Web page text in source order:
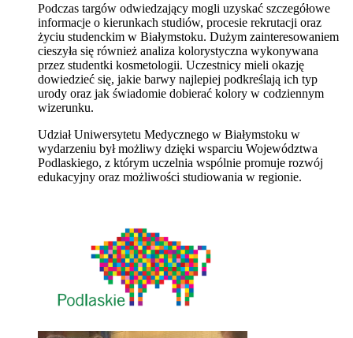
Podczas targów odwiedzający mogli uzyskać szczegółowe
informacje o kierunkach studiów, procesie rekrutacji oraz
życiu studenckim w Białymstoku. Dużym zainteresowaniem
cieszyła się również analiza kolorystyczna wykonywana
przez studentki kosmetologii. Uczestnicy mieli okazję
dowiedzieć się, jakie barwy najlepiej podkreślają ich typ
urody oraz jak świadomie dobierać kolory w codziennym
wizerunku.
Udział Uniwersytetu Medycznego w Białymstoku w
wydarzeniu był możliwy dzięki wsparciu Województwa
Podlaskiego, z którym uczelnia wspólnie promuje rozwój
edukacyjny oraz możliwości studiowania w regionie.